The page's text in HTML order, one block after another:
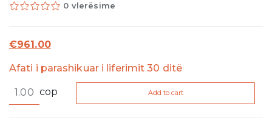
0 vlerësime
€961.00
Afati i parashikuar i liferimit 30 ditë
High
cop Add to cart